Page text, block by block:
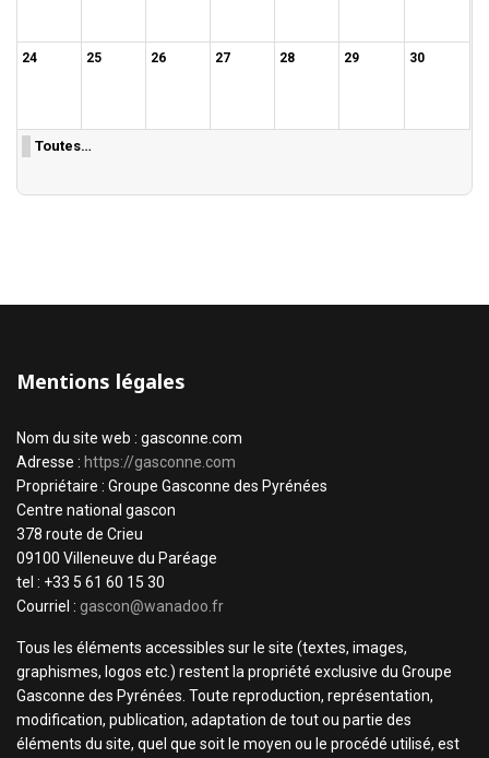
24 25 26 27 28 29 30
Toutes…
Mentions légales
Nom du site web : gasconne.com
Adresse : https://gasconne.com
Propriétaire : Groupe Gasconne des Pyrénées
Centre national gascon
378 route de Crieu
09100 Villeneuve du Paréage
tel : +33 5 61 60 15 30
Courriel : gascon@wanadoo.fr
Tous les éléments accessibles sur le site (textes, images,
graphismes, logos etc.) restent la propriété exclusive du Groupe
Gasconne des Pyrénées. Toute reproduction, représentation,
modification, publication, adaptation de tout ou partie des
éléments du site, quel que soit le moyen ou le procédé utilisé, est